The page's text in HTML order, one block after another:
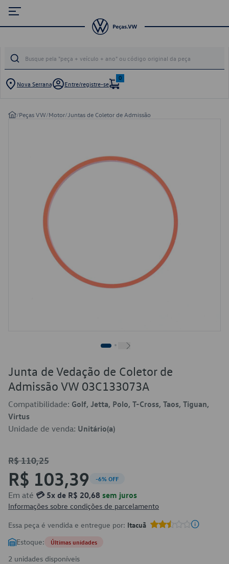
Nova Serrana Entre/registre-se
0
/Peças VW/Motor/ Juntas de Coletor de Admissão
Junta de Vedação de Coletor de
Admissão VW 03C133073A
Compatibilidade: Golf, Jetta, Polo, T-Cross, Taos, Tiguan,
Virtus
Unidade de venda: Unitário(a)
R$ 110,25
R$ 103,39 -6% OFF
Em até 💳 5x de R$ 20,68 sem juros
Informações sobre condições de parcelamento
Essa peça é vendida e entregue por: Itacuã
Estoque: Últimas unidades
2 unidades disponíveis